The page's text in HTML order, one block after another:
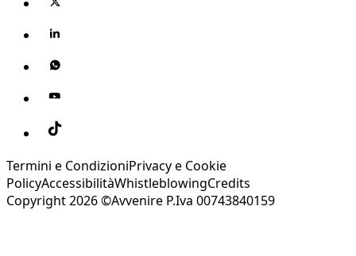
Termini e CondizioniPrivacy e Cookie
PolicyAccessibilitàWhistleblowingCredits
Copyright 2026 ©Avvenire P.Iva 00743840159